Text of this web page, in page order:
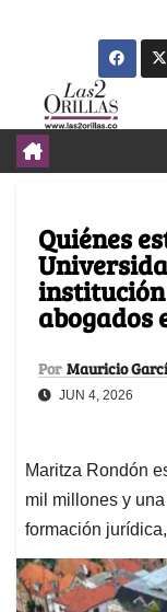
Quiénes
abogados
Por Mauricio
JUN 4, 2026
Maritza Rondón
mil millones y
formación